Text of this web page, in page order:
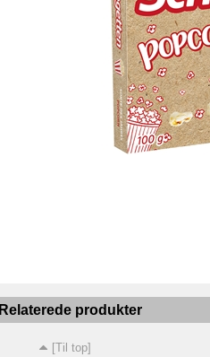
Relaterede produkter
[Til top]